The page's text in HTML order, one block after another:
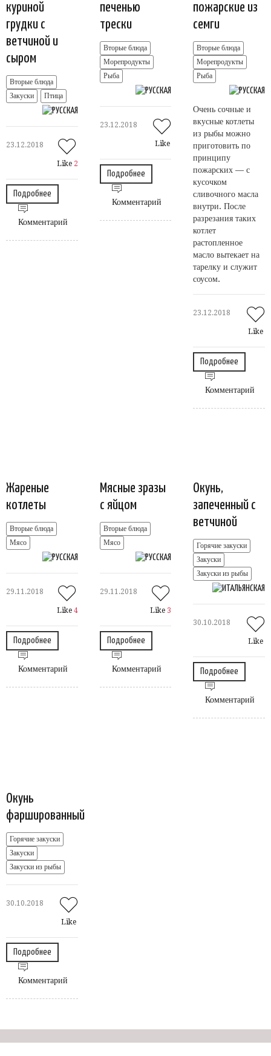
куриной
грудки с
ветчиной и
сыром
Вторые блюда
Закуски
Птица
23.12.2018
Like 2
Подробнее
Комментарий
печенью
трески
Вторые блюда
Морепродукты
Рыба
23.12.2018
Like
Подробнее
Комментарий
пожарские из
семги
Вторые блюда
Морепродукты
Рыба
Очень сочные и
вкусные котлеты
из рыбы можно
приготовить по
принципу
пожарских — с
кусочком
сливочного масла
внутри. После
разрезания таких
котлет
растопленное
масло вытекает на
тарелку и служит
соусом.
23.12.2018
Like
Подробнее
Комментарий
Жареные
котлеты
Вторые блюда
Мясо
29.11.2018
Like 4
Подробнее
Комментарий
Мясные зразы
с яйцом
Вторые блюда
Мясо
29.11.2018
Like 3
Подробнее
Комментарий
Окунь,
запеченный с
ветчиной
Горячие закуски
Закуски
Закуски из рыбы
30.10.2018
Like
Подробнее
Комментарий
Окунь
фаршированный
Горячие закуски
Закуски
Закуски из рыбы
30.10.2018
Like
Подробнее
Комментарий